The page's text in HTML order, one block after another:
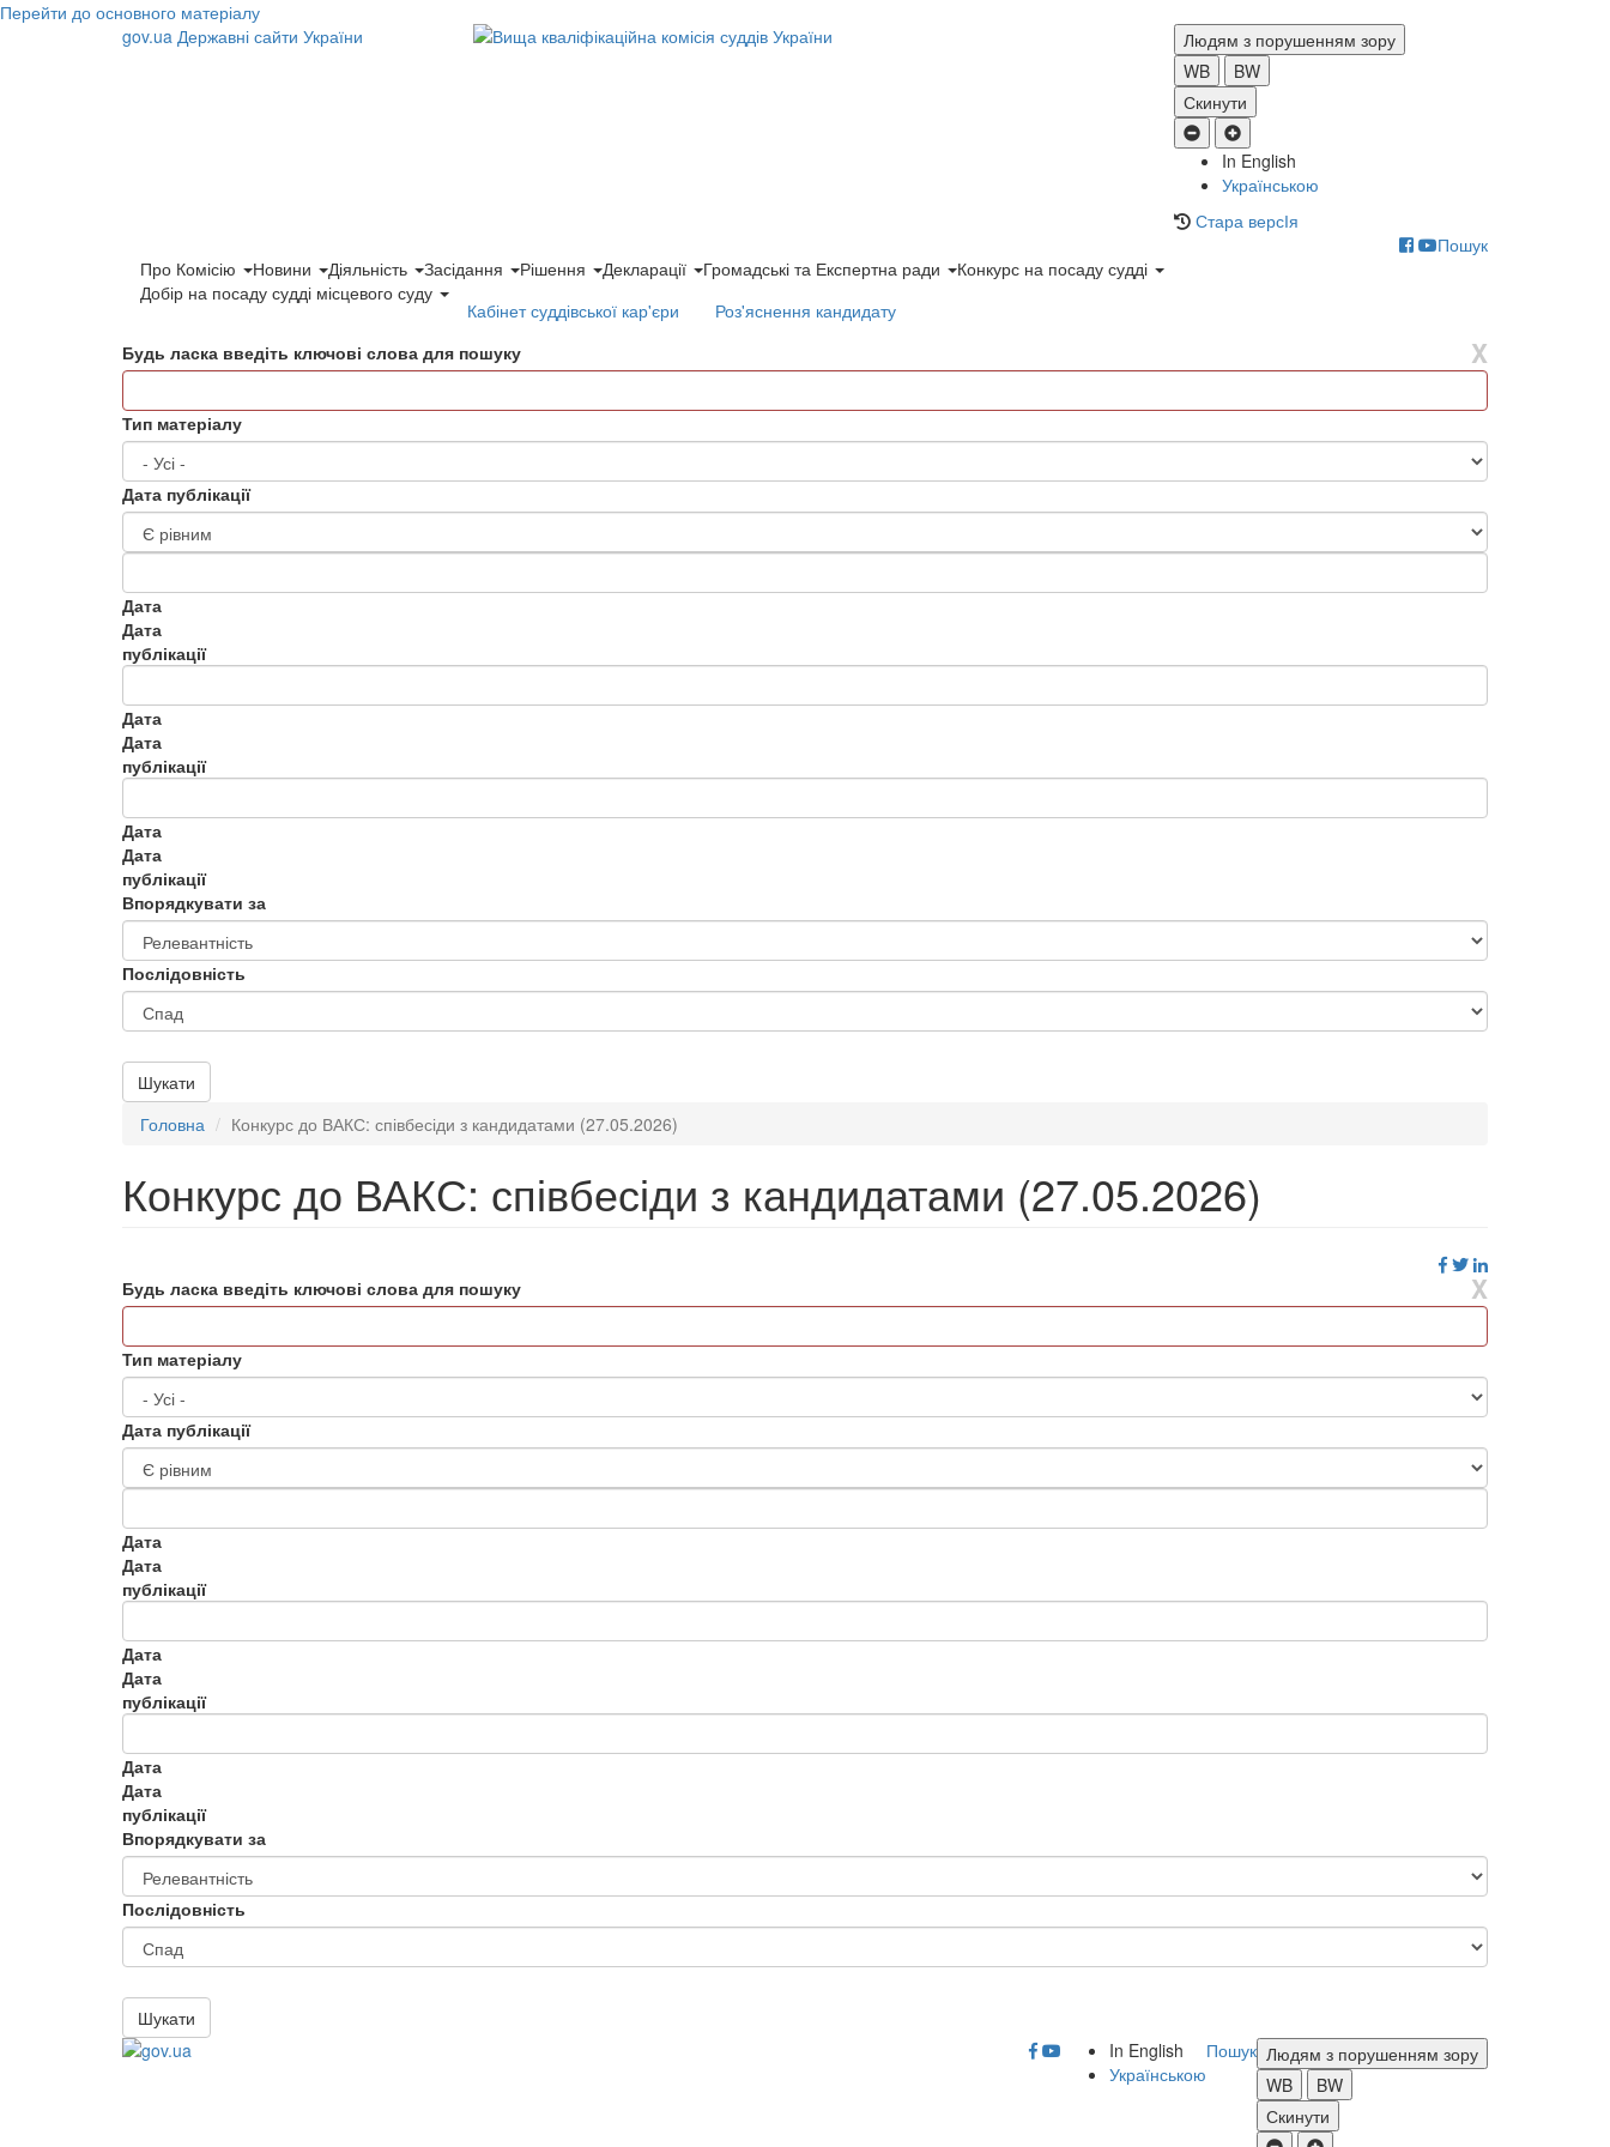
Перейти до основного матеріалу
gov.ua Державні сайти України
Людям з порушенням зору
WB
BW
Скинути
In English
Українською
Стара версІя
Пошук
Про Комісію
Новини Діяльність Засідання Рішення Декларації Громадські та Експертна ради
Конкурс на посаду судді
Добір на посаду судді місцевого суду
Кабінет суддівської кар'єри Роз'яснення кандидату
X
Будь ласка введіть ключові слова для пошуку
Тип матеріалу
Дата публікації
Дата
Дата
публікації
Дата
Дата
публікації
Дата
Дата
публікації
Впорядкувати за
Послідовність
Шукати
Головна
Конкурс до ВАКС: співбесіди з кандидатами (27.05.2026)
Конкурс до ВАКС: співбесіди з кандидатами (27.05.2026)
X
Будь ласка введіть ключові слова для пошуку
Тип матеріалу
Дата публікації
Дата
Дата
публікації
Дата
Дата
публікації
Дата
Дата
публікації
Впорядкувати за
Послідовність
Шукати
Людям з порушенням зору
WB
BW
Скинути
Пошук
In English
Українською